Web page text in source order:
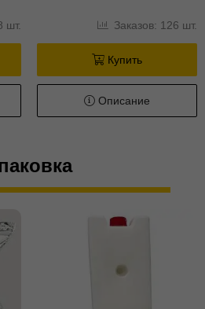
шт. Заказов: 126 шт.
Купить
Описание